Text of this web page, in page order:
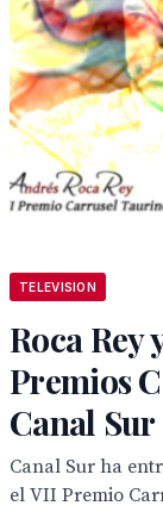
TELEVISION
Roca Rey
Premios
Canal Sur
Canal Sur ha
el VII Premio